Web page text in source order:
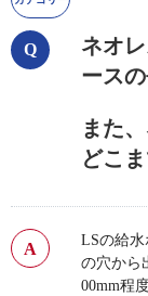
ネオ
ース
また
どこ
LSの給
の穴から
00mm程